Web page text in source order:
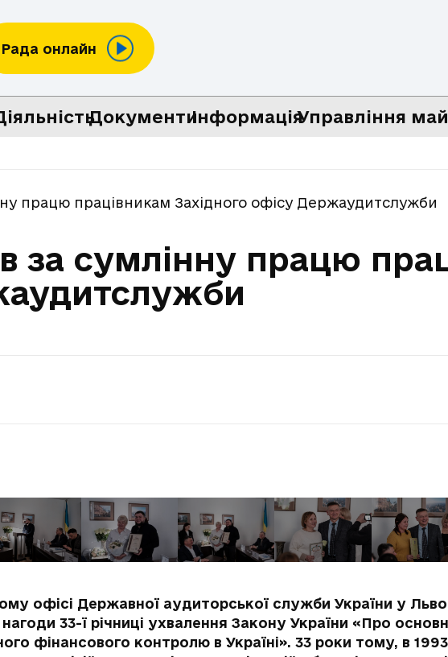
Рада онлайн
ДокументиІнформаціяУправління
працю працівникам Західного офісу Держаудитслужби
за сумлінну працю
офісі Державної аудиторської служби України у
33-ї річниці ухвалення Закону України «Про
фінансового контролю в Україні». 33 роки тому, в 1993